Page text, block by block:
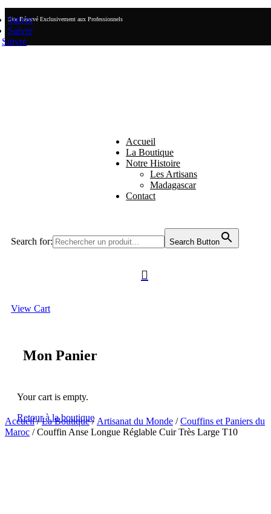
Site Réservé Exclusivement aux Professionnels
Suivre
Suivre
Suivre
Accueil
La Boutique
Notre Histoire
Les Artisans
Madagascar
Contact
Search for: Search Button

View Cart
Mon Panier
Your cart is empty.
Retour à la boutique
Accueil/La Boutique/ Artisanat du Monde /Couffins et Paniers du
Maroc / Couffin Anse Longue Réglable Cuir Très Large T10